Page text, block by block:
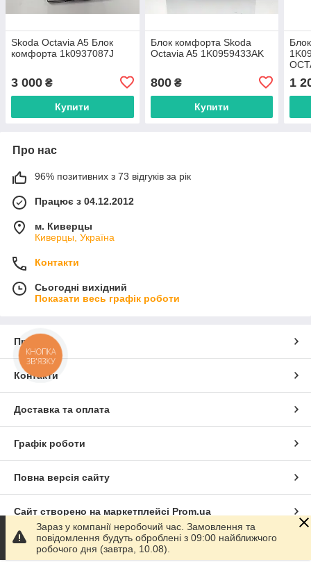
Skoda Octavia A5 Блок
комфорта 1k0937087J
3 000 ₴
Купити
Блок комфорта Skoda
Octavia A5 1K0959433AK
800₴
Купити
1
Про нас
96% позитивних з 73 відгуків за рік
Працює з 04.12.2012
м. Киверцы
Киверцы, Україна
Контакти
Сьогодні вихідний
Показати весь графік роботи
Про нас
Контакти
Доставка та оплата
Графік роботи
Повна версія сайту
Сайт створено на маркетплейсі Prom.ua
Політика конфіденційності
Зараз у компанії неробочий час. Замовлення та
повідомлення будуть оброблені з 09:00 найближчого
робочого дня (завтра, 10.08).
КНОПКА
ЗВ'ЯЗКУ